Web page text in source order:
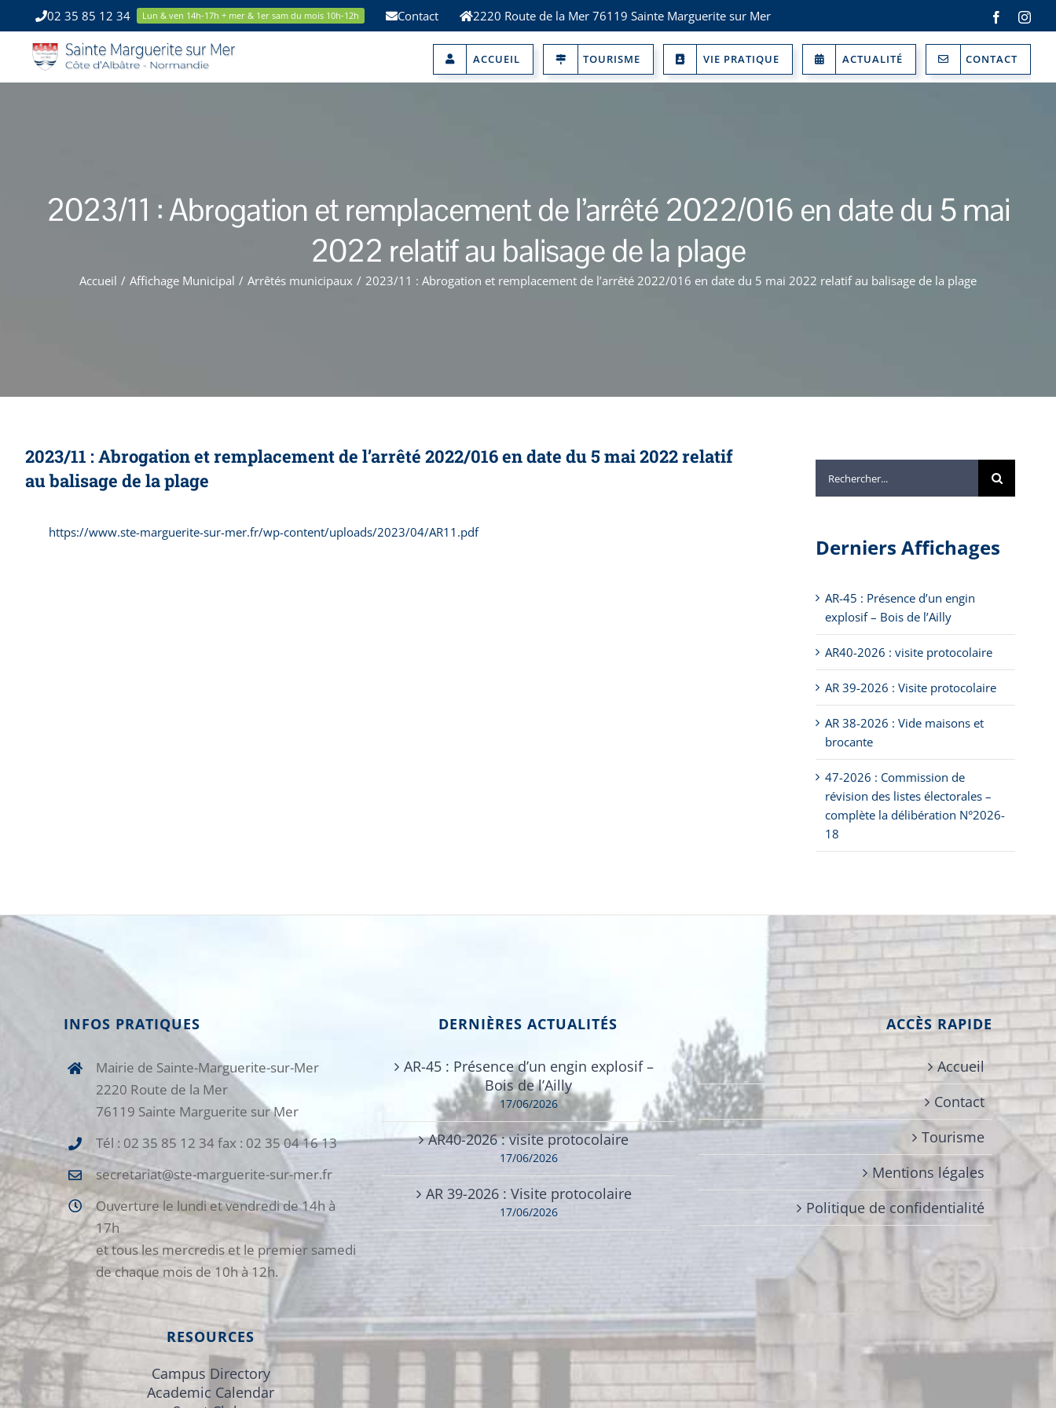
au
contenu
02 35 85 12 34 Lun & ven 14h-17h + mer & 1er sam du mois 10h-12h Contact 2220 Route de la Mer 76119 Sainte Marguerite sur Mer Facebook
ACCUEIL TOURISME VIE PRATIQUE ACTUALITÉ CONTACT
2023/11 : Abrogation et remplacement de l’arrêté 2022/016 en date du 5 mai
2022 relatif au balisage de la plage
Accueil / Affichage Municipal / Arrêtés municipaux / 2023/11 : Abrogation et remplacement de l’arrêté 2022/016 en date du 5 mai 2022 relatif au balisage de la plage
2023/11 : Abrogation et remplacement de l’arrêté 2022/016 en date du 5 mai 2022 relatif
au balisage de la plage
https://www.ste-marguerite-sur-mer.fr/wp-content/uploads/2023/04/AR11.pdf
Derniers Affichages
AR-45 : Présence d’un engin
explosif – Bois de l’Ailly
AR40-2026 : visite protocolaire
AR 39-2026 : Visite protocolaire
AR 38-2026 : Vide maisons et
brocante
47-2026 : Commission de
révision des listes électorales –
complète la délibération N°2026-
18
INFOS PRATIQUES
Mairie de Sainte-Marguerite-sur-Mer
2220 Route de la Mer
76119 Sainte Marguerite sur Mer
Tél : 02 35 85 12 34 fax : 02 35 04 16 13
secretariat@ste-marguerite-sur-mer.fr
Ouverture le lundi et vendredi de 14h à
17h
et tous les mercredis et le premier samedi
de chaque mois de 10h à 12h.
RESOURCES
Campus Directory
Academic Calendar
DERNIÈRES ACTUALITÉS
AR-45 : Présence d’un engin explosif –
Bois de l’Ailly
17/06/2026
AR40-2026 : visite protocolaire
17/06/2026
AR 39-2026 : Visite protocolaire
17/06/2026
ACCÈS RAPIDE
Accueil
Contact
Tourisme
Mentions légales
Politique de confidentialité